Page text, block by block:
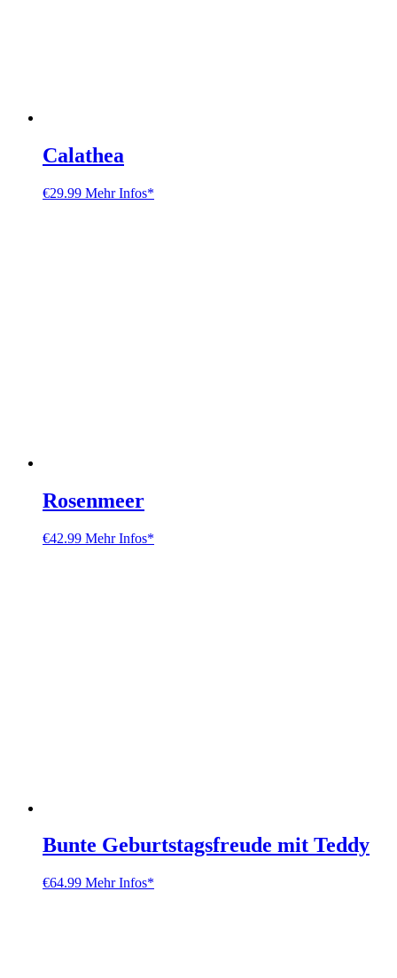
Calathea
€29.99 Mehr Infos*
Rosenmeer
€42.99 Mehr Infos*
Bunte Geburtstagsfreude mit Teddy
€64.99 Mehr Infos*